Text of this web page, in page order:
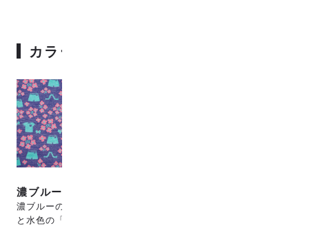
カラーバリエーション
濃ブルー
濃ブルーの背景色に、ピンク
と水色の「ランタナの花」